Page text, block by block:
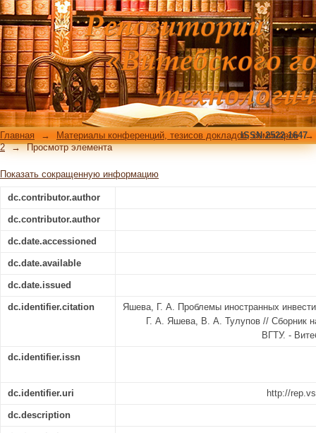
Проблемы иностранных инвестиций
Главная → Материалы конференций, тезисов докладов, семинаров →
2 → Просмотр элемента
ISSN 2522-1647
Показать сокращенную информацию
dc.contributor.author
dc.contributor.author
dc.date.accessioned
dc.date.available
dc.date.issued
dc.identifier.citation
Яшева, Г. А. Проблемы иностранных
Г. А. Яшева, В. А. Тулупов // Сборник
ВГТУ. -
dc.identifier.issn
dc.identifier.uri http://
dc.description